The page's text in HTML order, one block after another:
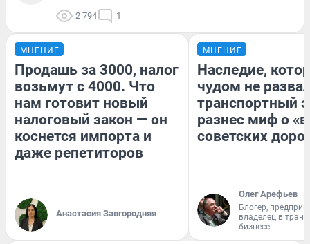
2 794 1
МНЕНИЕ
Продашь за 3000, налог
возьмут с 4000. Что
нам готовит новый
налоговый закон — он
коснется импорта и
даже репетиторов
Анастасия Завгородняя
МНЕНИЕ
Наследие,
чудом не
транспортный
разнес миф о
советских
Олег Арефьев
Блогер,
владелец в
бизнесе